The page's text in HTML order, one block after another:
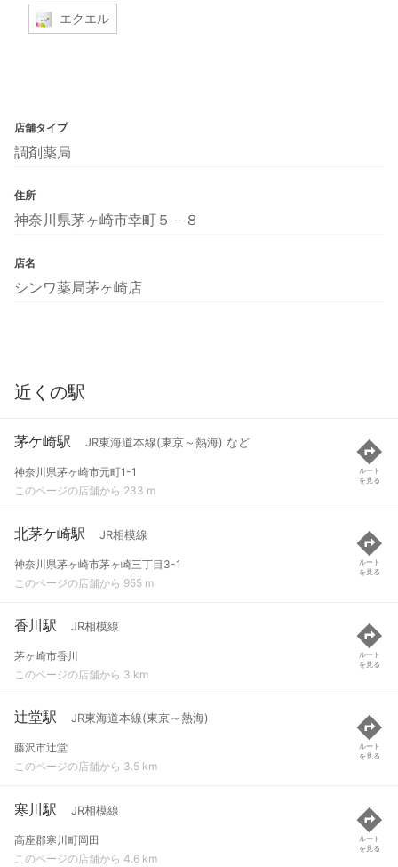
エクエル
店舗タイプ
調剤薬局
住所
神奈川県茅ヶ崎市幸町５－８
店名
シンワ薬局茅ヶ崎店
近くの駅
茅ケ崎駅 JR東海道本線(東京～熱海) など
神奈川県茅ヶ崎市元町1-1
このページの店舗から 233 m
ルート
を見る
北茅ケ崎駅 JR相模線
神奈川県茅ヶ崎市茅ヶ崎三丁目3-1
このページの店舗から 955 m
ルート
を見る
香川駅 JR相模線
茅ヶ崎市香川
このページの店舗から 3 km
ルート
を見る
辻堂駅 JR東海道本線(東京～熱海)
藤沢市辻堂
このページの店舗から 3.5 km
ルート
を見る
寒川駅 JR相模線
高座郡寒川町岡田
このページの店舗から 4.6 km
ルート
を見る